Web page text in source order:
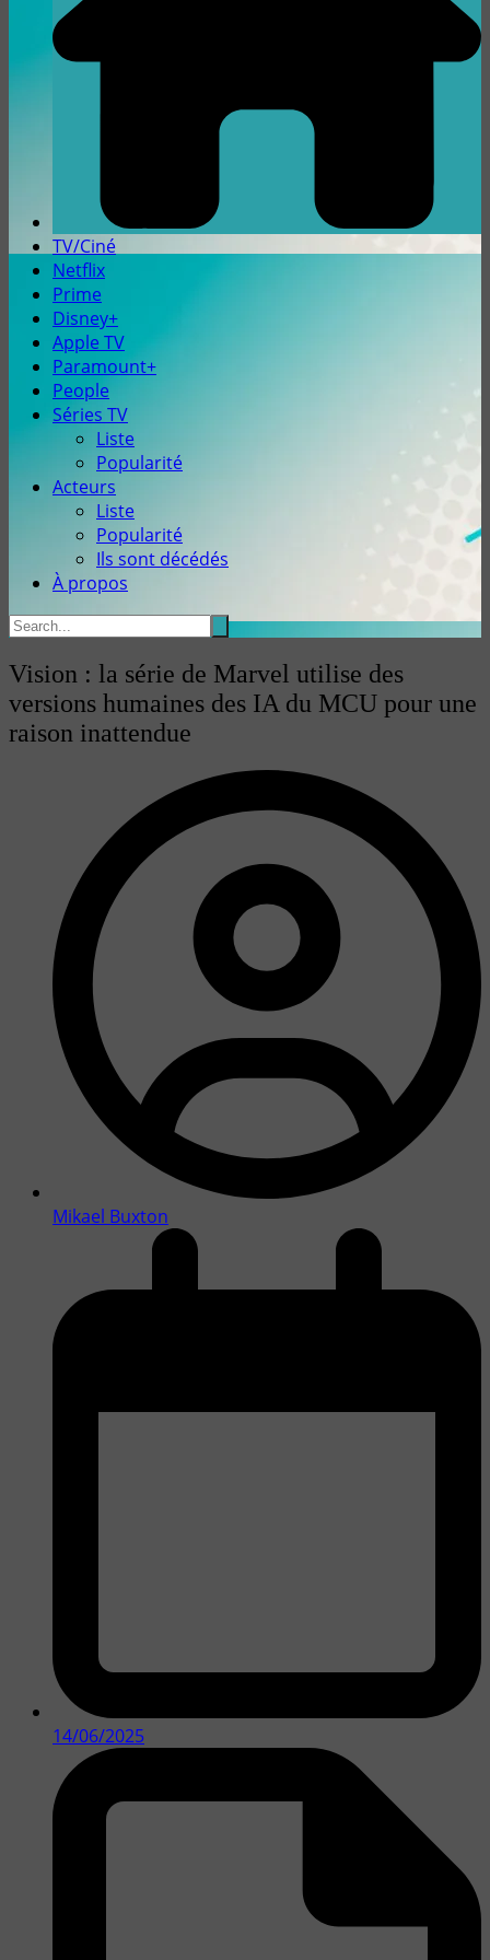
TV/Ciné
Netflix
Prime
Disney+
Apple TV
Paramount+
People
Séries TV
Liste
Popularité
Acteurs
Liste
Popularité
Ils sont décédés
À propos
Vision : la série de Marvel utilise des
versions humaines des IA du MCU pour une
raison inattendue
Mikael Buxton
14/06/2025